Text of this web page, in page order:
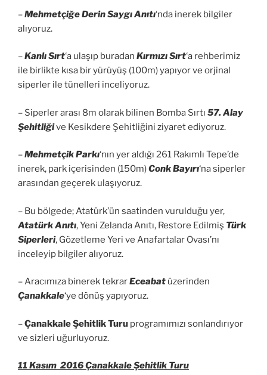
–Mehmetçiğe Derin Saygı Anıtı‘nda inerek bilgiler
alıyoruz.
–Kanlı Sırt‘a ulaşıp buradan Kırmızı Sırt‘a rehberimiz
ile birlikte kısa bir yürüyüş (100m) yapıyor ve orjinal
siperler ile tünelleri inceliyoruz.
– Siperler arası 8m olarak bilinen Bomba Sırtı 57. Alay
Şehitliğive Kesikdere Şehitliğini ziyaret ediyoruz.
–Mehmetçik Parkı‘nın yer aldığı 261 Rakımlı Tepe’de
inerek, park içerisinden (150m)Conk Bayırı‘na siperler
arasından geçerek ulaşıyoruz.
– Bu bölgede; Atatürk’ün saatinden vurulduğu yer,
Atatürk Anıtı, Yeni Zelanda Anıtı, Restore Edilmiş Türk
Siperleri, Gözetleme Yeri ve Anafartalar Ovası’nı
inceleyip bilgiler alıyoruz.
– Aracımıza binerek tekrarEceabat üzerinden
Çanakkale‘ye dönüş yapıyoruz.
–Çanakkale Şehitlik Turu programımızı sonlandırıyor
ve sizleri uğurluyoruz.
11 Kasım 2016 Çanakkale Şehitlik Turu